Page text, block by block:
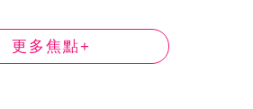
更多焦點+